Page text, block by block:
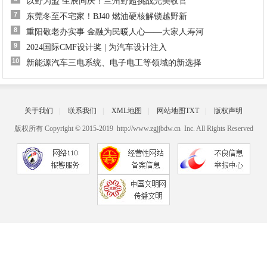
7 东莞冬至不宅家！BJ40 燃油硬核解锁越野新
8 重阳敬老办实事 金融为民暖人心——大家人寿河
9 2024国际CMF设计奖 | 为汽车设计注入
10 新能源汽车三电系统、电子电工等领域的新选择
关于我们 联系我们 XML地图 网站地图TXT 版权声明
版权所有 Copyright © 2015-2019 http://www.zgjjbdw.cn Inc. All Rights Reserved